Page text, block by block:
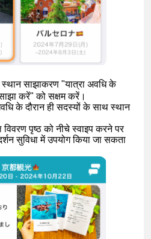
स्थान साझाकरण "यात्रा अवधि के
करें" को सक्षम करें।
के दौरान ही सदस्यों के साथ स्थान
पृष्ठ को नीचे स्वाइप करने पर
सुविधा में उपयोग किया जा सकता